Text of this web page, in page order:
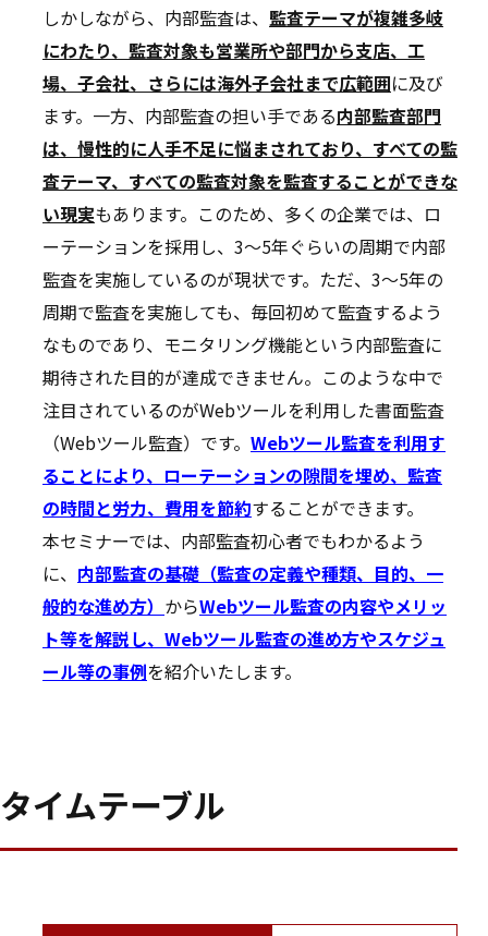
しかしながら、内部監査は、 監査テーマが複雑多岐
にわたり、監査対象も営業所や部門から支店、工
場、子会社、さらには海外子会社まで広範囲に及び
ます。一方、内部監査の担い手である内部監査部門
は、慢性的に人手不足に悩まされており、すべての監
査テーマ、すべての監査対象を監査することができな
い現実もあります。このため、多くの企業では、ロ
ーテーションを採用し、3～5年ぐらいの周期で内部
監査を実施しているのが現状です。ただ、3～5年の
周期で監査を実施しても、毎回初めて監査するよう
なものであり、モニタリング機能という内部監査に
期待された目的が達成できません。このような中で
注目されているのがWebツールを利用した書面監査
（Webツール監査）です。 Webツール監査を利用す
ることにより、ローテーションの隙間を埋め、監査
の時間と労力、費用を節約することができます。
本セミナーでは、内部監査初心者でもわかるよう
に、 内部監査の基礎（監査の定義や種類、目的、一
般的な進め方） からWebツール監査の内容やメリッ
ト等を解説し、Webツール監査の進め方やスケジュ
ール等の事例を紹介いたします。
タイムテーブル